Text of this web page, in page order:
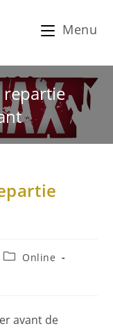
Menu
repartie
Online
avant de